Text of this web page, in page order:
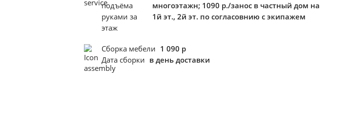
подъёма
руками за
этаж
многоэтажн; 1090 р./занос в частный дом на
1й эт., 2й эт. по согласовнию с экипажем
Сборка мебели 1 090 р
Дата сборки в день доставки